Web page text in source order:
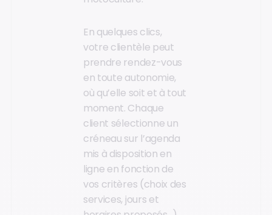
En quelques clics,
votre clientèle peut
prendre rendez-vous
en toute autonomie,
où qu’elle soit et à tout
moment. Chaque
client sélectionne un
créneau sur l’agenda
mis à disposition en
ligne en fonction de
vos critères (choix des
services, jours et